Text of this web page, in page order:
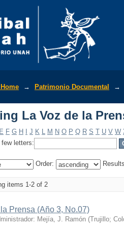
→ Patrimonio Documental →
La Voz de la
E F G H J K L M N O P Q R S T U V W
letters:
Order:
items 1-2 of 2
Prensa (Año 3, No.07)
Mejía, J. Ramón (Trujillo;